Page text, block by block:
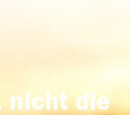
nicht die